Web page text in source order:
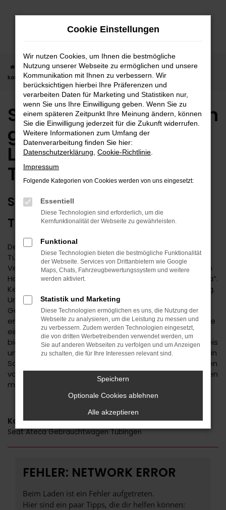
Zum
Startseite Tübingen Seat
Seat Ateca in Tübingen günstig
kaufen | Lieferservice nach Tübingen
Seat Ateca in Tübingen
günstig kaufen |
Lieferservice nach
Tübingen
SEAT ATECA – ERSTKLASSIG FÜR
TÜBINGEN GEEIGNET
Der Seat Ateca ist eine kluge Wahl für Ihre Mobilität in
Tübingen. Bei diesem Fahrzeug gehen
Vernunftsargumente und emotionale Aspekte Hand in
Hand und geben beide den Ausschlag für ein klares „Ja“.
Kennzeichnend für den Seat Ateca ist die Ausstattung.
Unabhängig davon, ob Sie sich für einen
Gebrauchtwagen und damit für ein älteres Baujahr
entscheiden oder einen Neuwagen wählen erhalten Sie
ein rundum tadelloses Modell. Wir vom Autohaus Daub
bieten Ihnen den Seat Ateca zu einem exzellenten Preis
und ermöglichen zudem immer wieder das Einsteigen in
Sondermodelle. Wenn Sie Ihre Mobilität auf den Straßen
von Tübingen und Umgebung auf ein neues Level heben
möchten, ist der Seat Ateca bestens geeignet.
Kategorie
Seat Ateca Gebrauchtwagen Tübingen
FEHLER: NETWORK ERROR
Beim Laden ist ein Fehler aufgetreten.
Hier sind ein paar Tipps, die dir helfen können:
Cookie Einstellungen
Wir nutzen Cookies, um Ihnen die bestmögliche
Nutzung unserer Webseite zu ermöglichen und unsere
Kommunikation mit Ihnen zu verbessern. Wir
berücksichtigen hierbei Ihre Präferenzen und
verarbeiten Daten für Marketing und Statistiken nur,
wenn Sie uns Ihre Einwilligung geben. Wenn Sie zu
einem späteren Zeitpunkt Ihre Meinung ändern, können
Sie die Einwilligung jederzeit für die Zukunft widerrufen.
Weitere Informationen zum Umfang der
Datenverarbeitung finden Sie hier:
Datenschutzerklärung Cookie-Richtlinie
Impressum
Folgende Kategorien von Cookies werden von uns eingesetzt:
Essentiell
Diese Technologien sind erforderlich, um die
Kernfunktionalität der Webseite zu gewährleisten.
Funktional
Diese Technologien bieten die bestmögliche Funktionalität
der Webseite. Services von Drittanbietern wie Google
Maps, Chats, Fahrzeugbewertungssystem und weitere
werden aktiviert.
Statistik und Marketing
Diese Technologien ermöglichen es uns, die Nutzung der
Webseite zu analysieren, um die Leistung zu messen und
zu verbessern. Zudem werden Technologien eingesetzt,
die von dritten Werbetreibenden verwendet werden, um
Sie auf anderen Webseiten zu verfolgen und um Anzeigen
zu schalten, die für Ihre Interessen relevant sind.
Speichern
Optionale Cookies ablehnen
Alle akzeptieren